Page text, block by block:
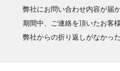
弊社にお問い合わせ内容が届
期間中、ご連絡を頂いたお客
弊社からの折り返しがなかっ